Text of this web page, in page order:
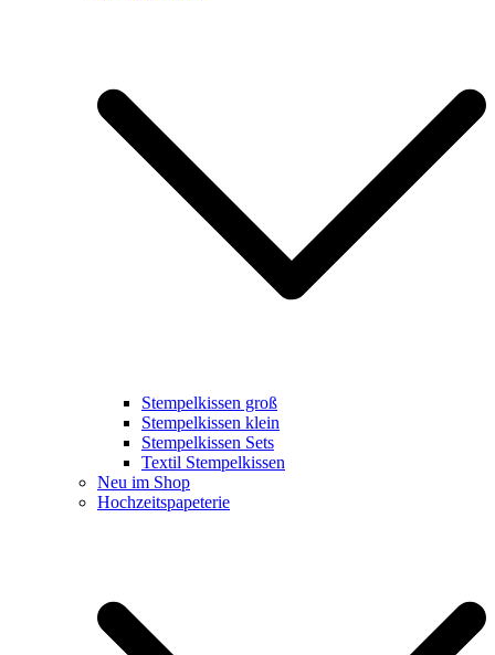
Stempelkissen groß
Stempelkissen klein
Stempelkissen Sets
Textil Stempelkissen
Neu im Shop
Hochzeitspapeterie